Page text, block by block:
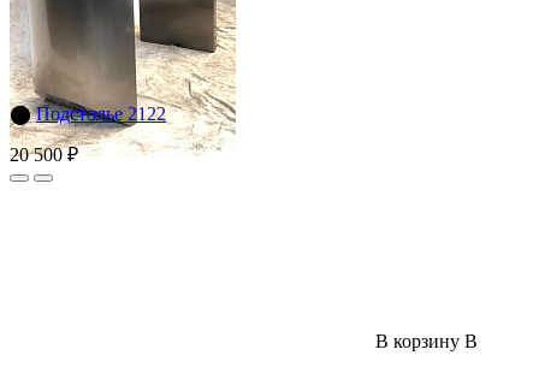
⬤ Подстолье 2122
20 500 ₽
В корзину В